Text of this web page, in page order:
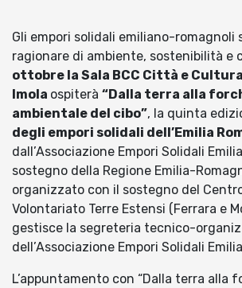
Gli empori solidali emiliano-romagnoli
ragionare di ambiente, sostenibilità e
ottobre la Sala BCC Città e
Imola ospiterà “Dalla terra alla
ambientale del cibo”, la quinta
degli empori solidali dell’Emilia
dall’Associazione Empori Solidali
sostegno della Regione Emilia-
organizzato con il sostegno del
Volontariato Terre Estensi (Ferrara e
gestisce la segreteria tecnico-
dell’Associazione Empori Solidali
L’appuntamento con “Dalla terra alla